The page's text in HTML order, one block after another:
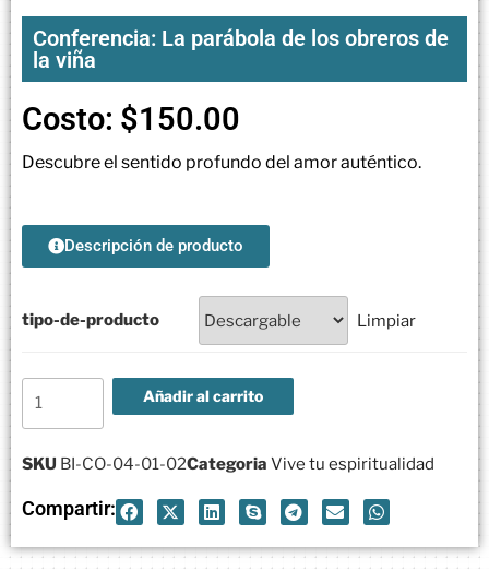
Conferencia: La parábola de los obreros de
la viña
Costo: $150.00
Descubre el sentido profundo del amor auténtico.
Descripción de producto
tipo-de-producto Limpiar
Añadir al carrito
SKU BI-CO-04-01-02Categoria Vive tu espiritualidad
Compartir: